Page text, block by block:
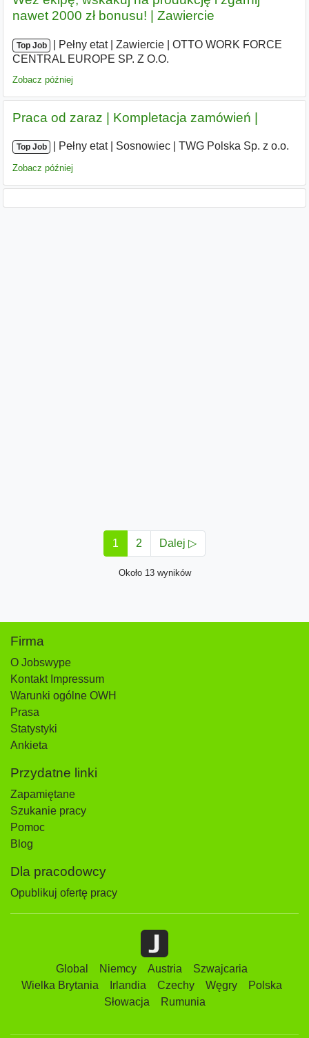
nawet 2000 zł bonusu! | Zawiercie
Top Job Pełny etat| Zawiercie
OTTO WORK FORCE
CENTRAL EUROPE SP. Z O.O.
Zobacz później
Praca od zaraz | Kompletacja zamówień |
Top Job Pełny etat| Sosnowiec TWG Polska Sp. z o.o.
Zobacz później
1 2 Dalej ▷
Około 13 wyników
Firma
O Jobswype
Kontakt Impressum
Warunki ogólne OWH
Prasa
Statystyki
Ankieta
Przydatne linki
Zapamiętane
Szukanie pracy
Pomoc
Blog
Dla pracodowcy
Opublikuj ofertę pracy
Global Niemcy Austria
Szwajcaria
Wielka Brytania
Irlandia Czechy Węgry
Polska
Słowacja
Rumunia